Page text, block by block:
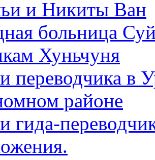
и Никиты Ван
больница
Хуньчуня
переводчика в
районе
гида-